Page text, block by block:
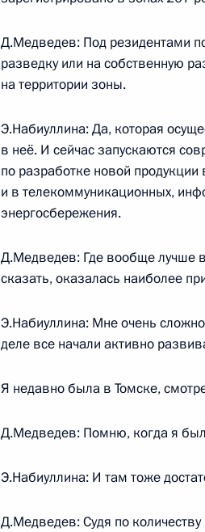
7 октября 2009 года, 11:15
6 октября 2009 года, вторник
Халонен
6 октября 2009 года, 18:45
Лебедевым
6 октября 2009 года, 16:30
экономики страны
6 октября 2009 года, 13:30 Москва
Д.Медведев: Под резидентами
разведку или на собственную
на территории зоны.
Э.Набиуллина: Да, которая
в неё. И сейчас запускаются
по разработке новой продукции
и в телекоммуникационных,
энергосбережения.
Д.Медведев: Где вообще лучше
сказать, оказалась наиболее
Э.Набиуллина: Мне очень
деле все начали активно
Я недавно была в Томске,
Д.Медведев: Помню, когда я
Э.Набиуллина: И там тоже
Д.Медведев: Судя по